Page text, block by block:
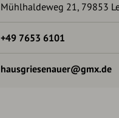
Mühlhaldeweg 21, 79853
+49 7653 6101
hausgriesenauer@gmx.de